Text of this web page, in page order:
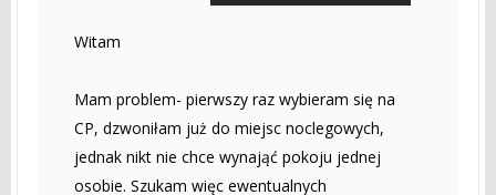
Witam
Mam problem- pierwszy raz wybieram się na
CP, dzwoniłam już do miejsc noclegowych,
jednak nikt nie chce wynająć pokoju jednej
osobie. Szukam więc ewentualnych